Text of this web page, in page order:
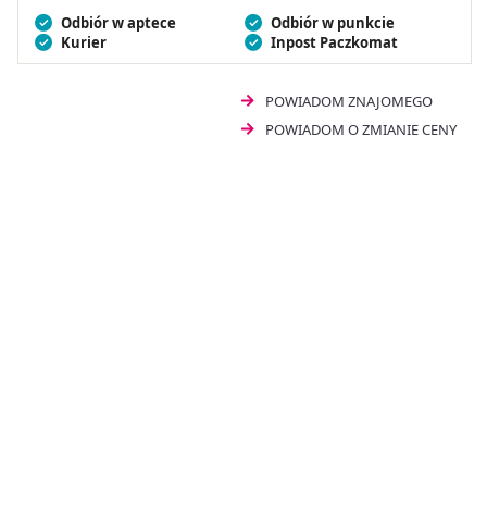
Odbiór w aptece
Odbiór w punkcie
Kurier
Inpost Paczkomat
POWIADOM ZNAJOMEGO
POWIADOM O ZMIANIE CENY